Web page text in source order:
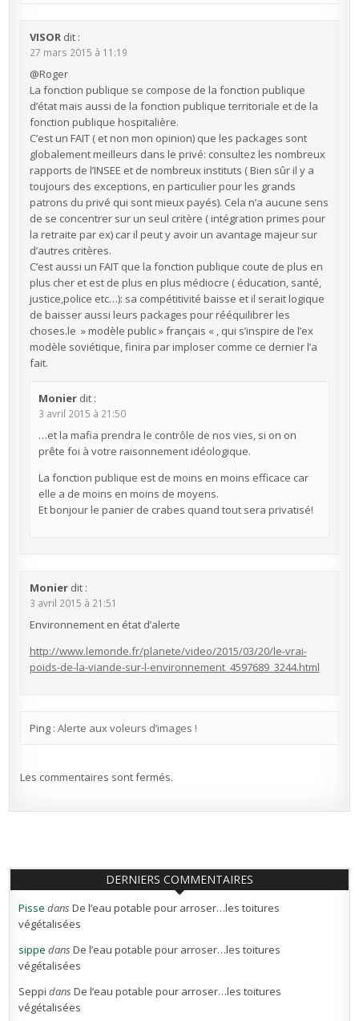
VISOR dit :
27 mars 2015 à 11:19
@Roger
La fonction publique se compose de la fonction publique
d’état mais aussi de la fonction publique territoriale et de la
fonction publique hospitalière.
C’est un FAIT ( et non mon opinion) que les packages sont
globalement meilleurs dans le privé: consultez les nombreux
rapports de l’INSEE et de nombreux instituts ( Bien sûr il y a
toujours des exceptions, en particulier pour les grands
patrons du privé qui sont mieux payés). Cela n’a aucune sens
de se concentrer sur un seul critère ( intégration primes pour
la retraite par ex) car il peut y avoir un avantage majeur sur
d’autres critères.
C’est aussi un FAIT que la fonction publique coute de plus en
plus cher et est de plus en plus médiocre ( éducation, santé,
justice,police etc…): sa compétitivité baisse et il serait logique
de baisser aussi leurs packages pour rééquilibrer les
choses.le » modèle public » français « , qui s’inspire de l’ex
modèle soviétique, finira par imploser comme ce dernier l’a
fait.
Monier dit :
3 avril 2015 à 21:50
…et la mafia prendra le contrôle de nos vies, si on on
prête foi à votre raisonnement idéologique.
La fonction publique est de moins en moins efficace car
elle a de moins en moins de moyens.
Et bonjour le panier de crabes quand tout sera privatisé!
Monier dit :
3 avril 2015 à 21:51
Environnement en état d’alerte
http://www.lemonde.fr/planete/video/2015/03/20/le-vrai-
poids-de-la-viande-sur-l-environnement_4597689_3244.html
Ping : Alerte aux voleurs d’images !
Les commentaires sont fermés.
DERNIERS COMMENTAIRES
Pisse dansDe l’eau potable pour arroser…les toitures
végétalisées
sippe dansDe l’eau potable pour arroser…les toitures
végétalisées
Seppi dansDe l’eau potable pour arroser…les toitures
végétalisées